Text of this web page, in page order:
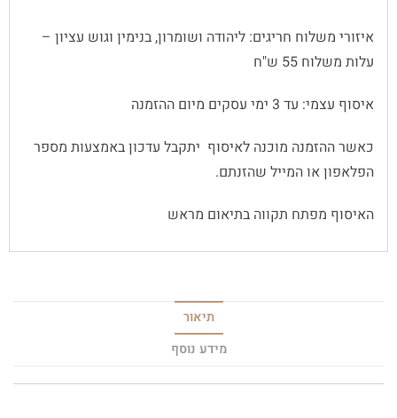
איזורי משלוח חריגים: ליהודה ושומרון, בנימין וגוש עציון –
עלות משלוח 55 ש"ח
איסוף עצמי: עד 3 ימי עסקים מיום ההזמנה
כאשר ההזמנה מוכנה לאיסוף יתקבל עדכון באמצעות מספר
הפלאפון או המייל שהזנתם.
האיסוף מפתח תקווה בתיאום מראש
תיאור
מידע נוסף